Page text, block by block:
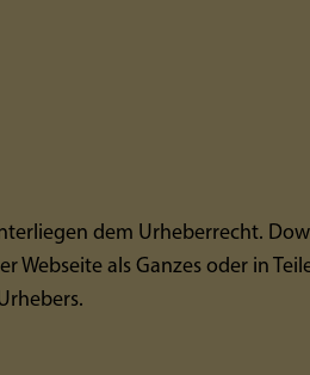
dem Urheberrecht.
Webseite als Ganzes oder in